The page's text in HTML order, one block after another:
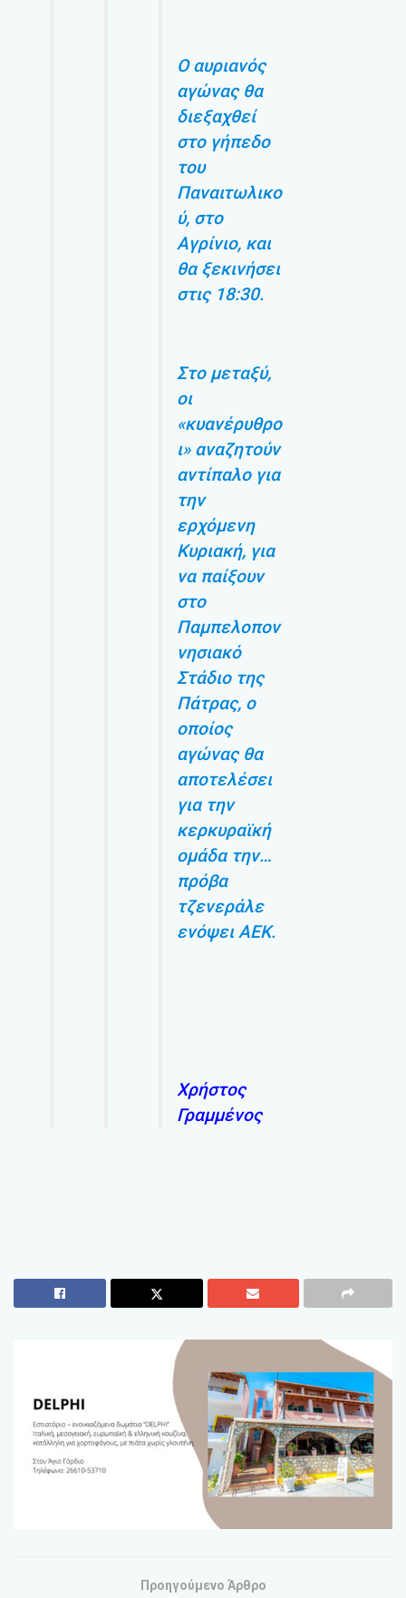
Ο αυριανός
αγώνας θα
διεξαχθεί
στο γήπεδο
του
Παναιτωλικο
ύ, στο
Αγρίνιο, και
θα ξεκινήσει
στις 18:30.
Στο μεταξύ,
οι
«κυανέρυθρο
ι» αναζητούν
αντίπαλο για
την
ερχόμενη
Κυριακή, για
να παίξουν
στο
Παμπελοπον
νησιακό
Στάδιο της
Πάτρας, ο
οποίος
αγώνας θα
αποτελέσει
για την
κερκυραϊκή
ομάδα την…
πρόβα
τζενεράλε
ενόψει ΑΕΚ.
Χρήστος
Γραμμένος
Προηγούμενο Άρθρο